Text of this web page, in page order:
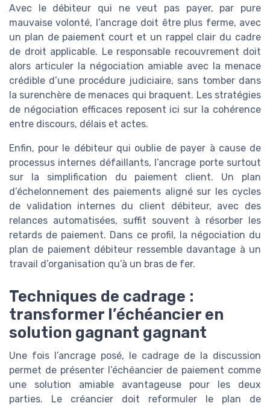
Avec le débiteur qui ne veut pas payer, par pure
mauvaise volonté, l’ancrage doit être plus ferme, avec
un plan de paiement court et un rappel clair du cadre
de droit applicable. Le responsable recouvrement doit
alors articuler la négociation amiable avec la menace
crédible d’une procédure judiciaire, sans tomber dans
la surenchère de menaces qui braquent. Les stratégies
de négociation efficaces reposent ici sur la cohérence
entre discours, délais et actes.
Enfin, pour le débiteur qui oublie de payer à cause de
processus internes défaillants, l’ancrage porte surtout
sur la simplification du paiement client. Un plan
d’échelonnement des paiements aligné sur les cycles
de validation internes du client débiteur, avec des
relances automatisées, suffit souvent à résorber les
retards de paiement. Dans ce profil, la négociation du
plan de paiement débiteur ressemble davantage à un
travail d’organisation qu’à un bras de fer.
Techniques de cadrage :
transformer l’échéancier en
solution gagnant gagnant
Une fois l’ancrage posé, le cadrage de la discussion
permet de présenter l’échéancier de paiement comme
une solution amiable avantageuse pour les deux
parties. Le créancier doit reformuler le plan de